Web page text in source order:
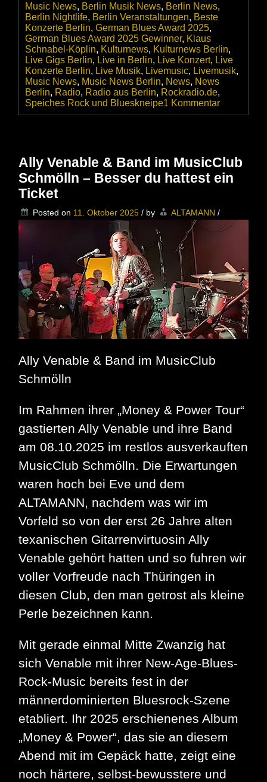
Music News, Berlin Musik News, Berlin News,
Berlin Nightlife, Berlin Veranstaltungen, Beste
Konzerte Berlin, German Blues Award 2025,
German Blues Award 2025 Gewinner, Klaus
Schnabel-Köplin, Kulturnews, Kulturnews Berlin,
Live Gigs Berlin, Live in Berlin, Live Konzert, Live
Konzerte Berlin, Live Musik, Livemusic, Livemusik,
Music News, Music News Berlin, News, News
Berlin, Radio, Radio aus Berlin, Rockradio.de,
Speiches Rock und Blueskneipe1 Kommentarzu
GERMAN
BLUES
AWARD
in
der
Kategorie
Ally Venable & Band im MusicClub
Schmölln – Besser du hattest ein
Ticket
Posted on 11. Oktober 2025 / by ALTAMANN /
Ally Venable & Band im MusicClub
Schmölln
Im Rahmen ihrer „Money & Power Tour“
gastierten Ally Venable und ihre Band
am 08.10.2025 im restlos ausverkauften
MusicClub Schmölln. Die Erwartungen
waren hoch bei Eve und dem
ALTAMANN, nachdem was wir im
Vorfeld so von der erst 26 Jahre alten
texanischen Gitarrenvirtuosin Ally
Venable gehört hatten und so fuhren wir
voller Vorfreude nach Thüringen in
diesen Club, den man getrost als kleine
Perle bezeichnen kann.
Mit gerade einmal Mitte Zwanzig hat
sich Venable mit ihrer New-Age-Blues-
Rock-Music bereits fest in der
männerdominierten Bluesrock-Szene
etabliert. Ihr 2025 erschienenes Album
„Money & Power“, das sie an diesem
Abend mit im Gepäck hatte, zeigt eine
noch härtere, selbst-bewusstere und